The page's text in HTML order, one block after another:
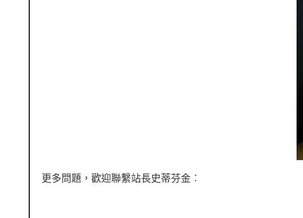
更多問題，歡迎聯繫站長史蒂芬金︰